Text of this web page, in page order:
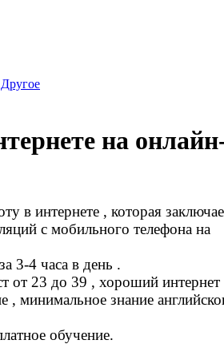
Другое
на
в интернете , которая
с мобильного телефона на
3-4 часа в день .
от 23 до 39 , хороший интернет
, минимальное знание
обучение.